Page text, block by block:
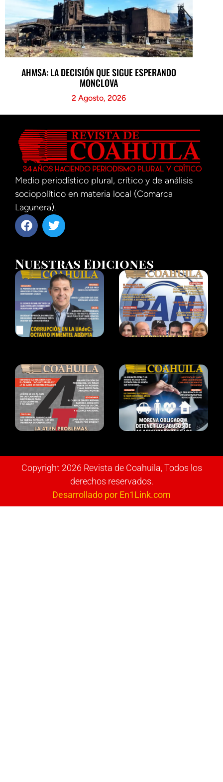
AHMSA: LA DECISIÓN QUE SIGUE ESPERANDO
MONCLOVA
2 Agosto, 2026
Medio periodístico plural, crítico y de análisis
sociopolítico en materia local (Comarca
Lagunera).
Nuestras Ediciones
Copyright 2026 Revista de Coahuila, Todos los
derechos reservados.
Desarrollado por En1Link.com